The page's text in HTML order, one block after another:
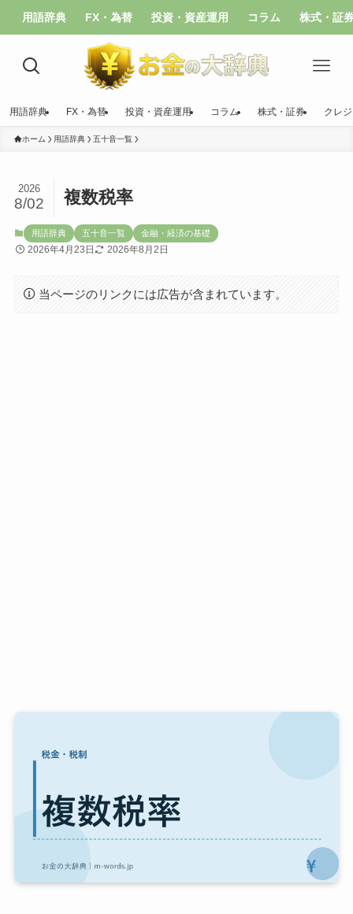
用語辞典 FX・為替 投資・資産運用 コラム 株式・証
用語辞典 FX・為替 投資・資産運用 コラム 株式・証券 クレ
ホーム 用語辞典 五十音一覧
複数税率
2026
8/02
用語辞典 五十音一覧 金融・経済の基礎
2026年4月23日 2026年8月2日
当ページのリンクには広告が含まれています。